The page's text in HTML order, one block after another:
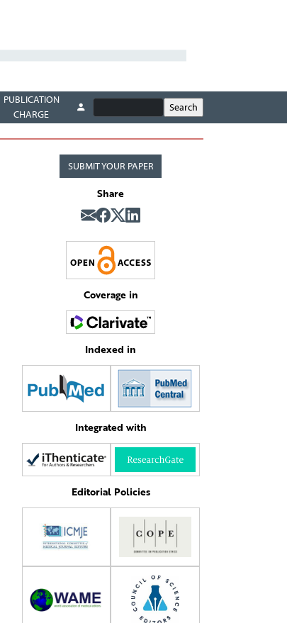
PUBLICATION
CHARGE
SUBMIT YOUR PAPER
Share
Coverage in
Indexed in
Integrated with
Editorial Policies